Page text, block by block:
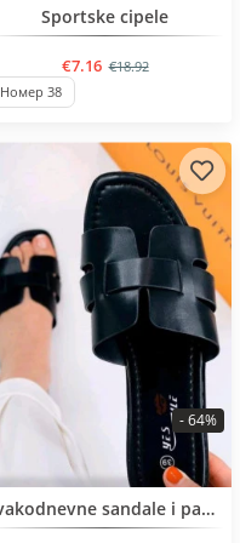
BESTSELLER
Sportske cipele
€7.16 €18.92
Номер 38
BESTSELLERSvakodnevne sandale i papuče
- 64%